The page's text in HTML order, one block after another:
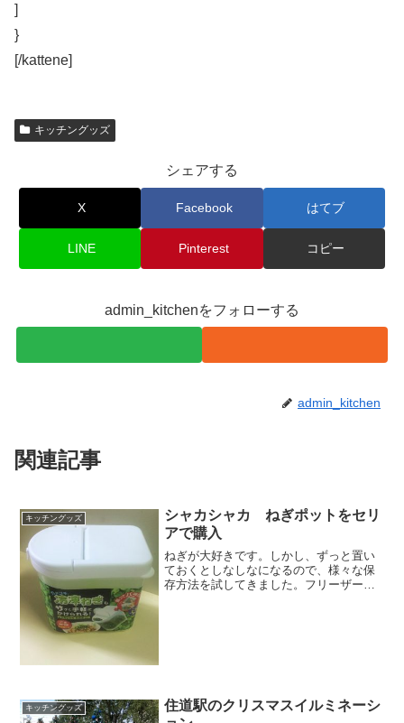
]
}
[/kattene]
キッチングッズ
シェアする
X Facebook はてブ
LINE Pinterest コピー
admin_kitchenをフォローする
admin_kitchen
関連記事
キッチングッズ
シャカシャカ ねぎポットをセリ
アで購入
ねぎが大好きです。しかし、ずっと置い
ておくとしなしなになるので、様々な保
存方法を試してきました。フリーザーパ
キッチングッズ
住道駅のクリスマスイルミネーシ